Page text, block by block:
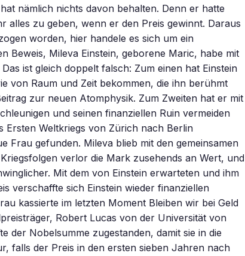
nämlich nichts davon behalten. Denn er hatte
alles zu geben, wenn er den Preis gewinnt. Daraus
worden, hier handele es sich um ein
Beweis, Mileva Einstein, geborene Maric, habe mit
ist gleich doppelt falsch: Zum einen hat Einstein
von Raum und Zeit bekommen, die ihn berühmt
zur neuen Atomphysik. Zum Zweiten hat er mit
und seinen finanziellen Ruin vermeiden
Ersten Weltkriegs von Zürich nach Berlin
Frau gefunden. Mileva blieb mit den gemeinsamen
verlor die Mark zusehends an Wert, und
Mit dem von Einstein erwarteten und ihm
verschaffte sich Einstein wieder finanziellen
kassierte im letzten Moment Bleiben wir bei Geld
Robert Lucas von der Universität von
der Nobelsumme zugestanden, damit sie in die
falls der Preis in den ersten sieben Jahren nach